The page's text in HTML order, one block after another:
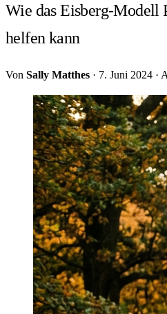
Wie das Eisberg-Modell
helfen kann
Von Sally Matthes · 7. Juni 2024 ·